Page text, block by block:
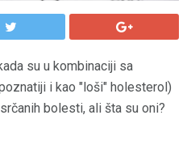
su u kombinaciji sa
i kao "loši" holesterol)
bolesti, ali šta su oni?